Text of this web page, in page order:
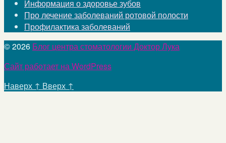
Информация о здоровье зубов
Про лечение заболеваний ротовой полости
Профилактика заболеваний
© 2026 Блог центра стоматологии Доктор Лука
Сайт работает на WordPress
Наверх ↑ Вверх ↑